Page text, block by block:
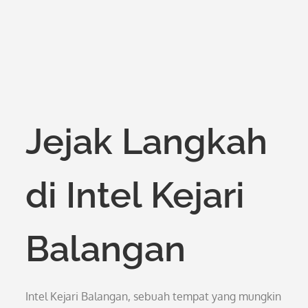
Jejak Langkah
di Intel Kejari
Balangan
Intel Kejari Balangan, sebuah tempat yang mungkin